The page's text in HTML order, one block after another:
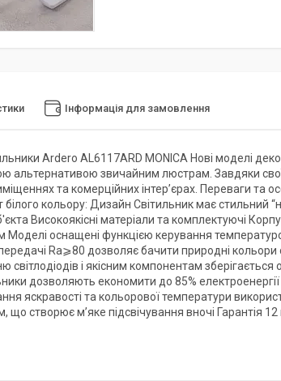
Інформація для замовлення
Ardero AL6117ARD MONICA Нові моделі
альтернативою звичайним люстрам. Завдяки
та комерційних інтер’єрах. Переваги та
кольору: Дизайн Світильник має стильний
Високоякісні матеріали та комплектуючі
Моделі оснащені функцією керування
Ra⩾80 дозволяє бачити природні кольори
і якісним компонентам
дозволяють економити до 85%
яскравості та кольорової температури
створює м’яке підсвічування вночі Гарантія